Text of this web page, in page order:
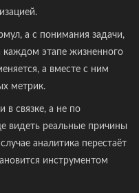
а с понимания задачи,
этапе жизненного
а вместе с ним
метрик.
в связке, а не по
видеть реальные причины
аналитика перестаёт
инструментом